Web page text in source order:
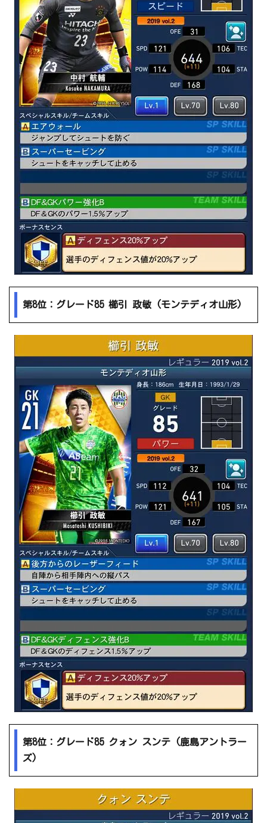
第8位：グレード85 櫛引 政敏 (モンテディオ山形)
第8位：グレード85 クォン スンテ (鹿島アントラー
ズ)